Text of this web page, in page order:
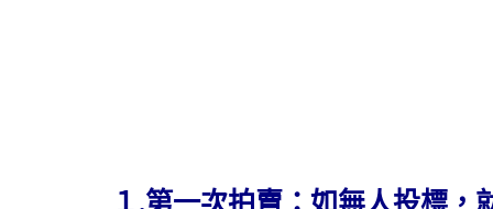
１.第一次拍賣：如無人投標，